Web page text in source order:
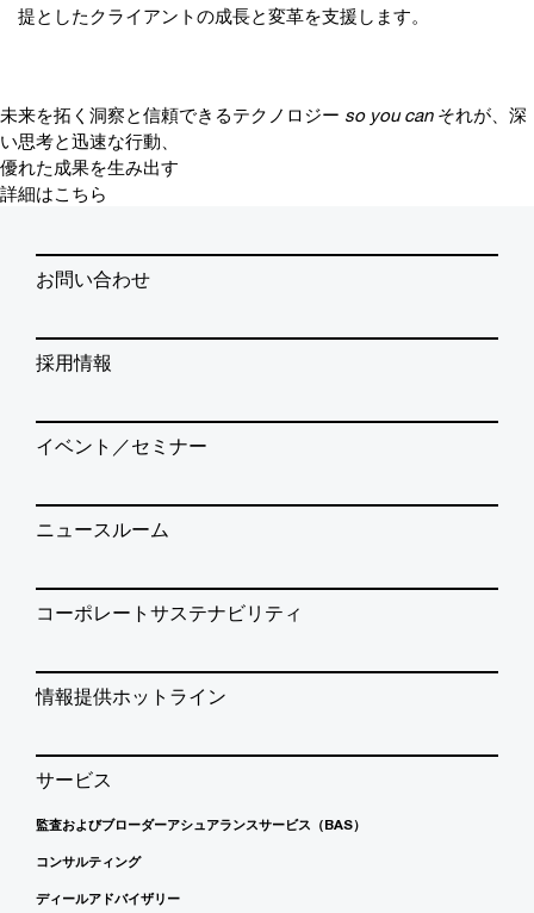
提としたクライアントの成長と変革を支援します。
未来を拓く洞察と信頼できるテクノロジー so you can それが、深
い思考と迅速な行動、
優れた成果を生み出す
詳細はこちら
お問い合わせ
採用情報
イベント／セミナー
ニュースルーム
コーポレートサステナビリティ
情報提供ホットライン
サービス
監査およびブローダーアシュアランスサービス（BAS）
コンサルティング
ディールアドバイザリー